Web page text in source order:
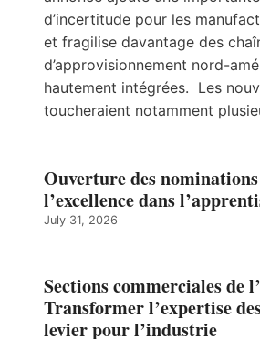
d’incertitude pour les
et fragilise davantage des
d’approvisionnement nord-
hautement intégrées. Les
toucheraient notamment
Ouverture des
l’excellence dans
July 31, 2026
Sections commerciales de
Transformer l’expertise
levier pour l’industrie